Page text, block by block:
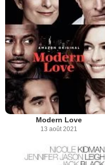
Modern Love
13 août 2021